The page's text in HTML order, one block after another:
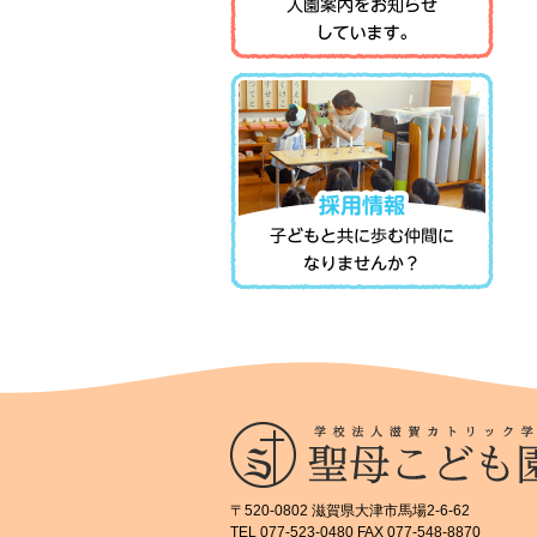
〒520-0802 滋賀県大津市馬場2-6-62
TEL 077-523-0480 FAX 077-548-8870